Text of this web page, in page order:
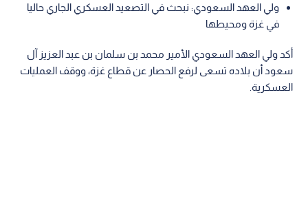
ولي العهد السعودي: نبحث في التصعيد العسكري الجاري حاليا
في غزة ومحيطها
أكد ولي العهد السعودي الأمير محمد بن سلمان بن عبد العزيز آل
سعود أن بلاده تسعى لرفع الحصار عن قطاع غزة، ووقف العمليات
العسكرية.